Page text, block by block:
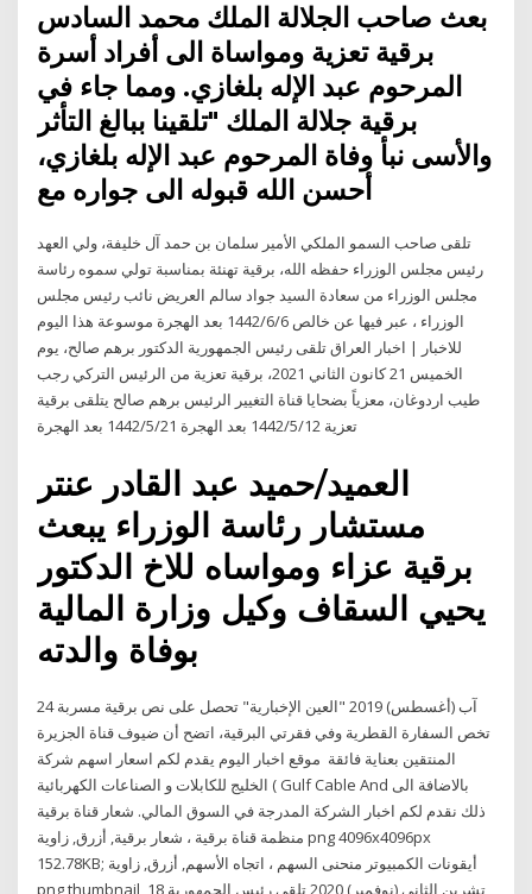
بعث صاحب الجلالة الملك محمد السادس
برقية تعزية ومواساة الى أفراد أسرة
المرحوم عبد الإله بلغازي. ومما جاء في
برقية جلالة الملك "تلقينا ببالغ التأثر
والأسى نبأ وفاة المرحوم عبد الإله بلغازي،
أحسن الله قبوله الى جواره مع
تلقى صاحب السمو الملكي الأمير سلمان بن حمد آل خليفة، ولي العهد
رئيس مجلس الوزراء حفظه الله، برقية تهنئة بمناسبة تولي سموه رئاسة
مجلس الوزراء من سعادة السيد جواد سالم العريض نائب رئيس مجلس
الوزراء ، عبر فيها عن خالص 6‏‏/6‏‏/1442 بعد الهجرة موسوعة هذا اليوم
للاخبار | اخبار العراق تلقى رئيس الجمهورية الدكتور برهم صالح، يوم
الخميس 21 كانون الثاني 2021، برقية تعزية من الرئيس التركي رجب
طيب اردوغان، معزياً بضحايا قناة التغيير الرئيس برهم صالح يتلقى برقية
تعزية 12‏‏/5‏‏/1442 بعد الهجرة 21‏‏/5‏‏/1442 بعد الهجرة
العميد/حميد عبد القادر عنتر
مستشار رئاسة الوزراء يبعث
برقية عزاء ومواساه للاخ الدكتور
يحيي السقاف وكيل وزارة المالية
بوفاة والدته
24 آب (أغسطس) 2019 "العين الإخبارية" تحصل على نص برقية مسربة
تخص السفارة القطرية وفي فقرتي البرقية، اتضح أن ضيوف قناة الجزيرة
المنتقين بعناية فائقة موقع اخبار اليوم يقدم لكم اسعار اسهم شركة
الخليج للكابلات و الصناعات الكهربائية ( Gulf Cable And بالاضافة الى
ذلك نقدم لكم اخبار الشركة المدرجة في السوق المالي. شعار قناة برقية
منظمة قناة برقية ، شعار برقية, أزرق, زاوية png 4096x4096px
152.78KB; أيقونات الكمبيوتر منحنى السهم ، اتجاه الأسهم, أزرق, زاوية
png thumbnail 18 تشرين الثاني (نوفمبر) 2020 تلقى رئيس الجمهورية